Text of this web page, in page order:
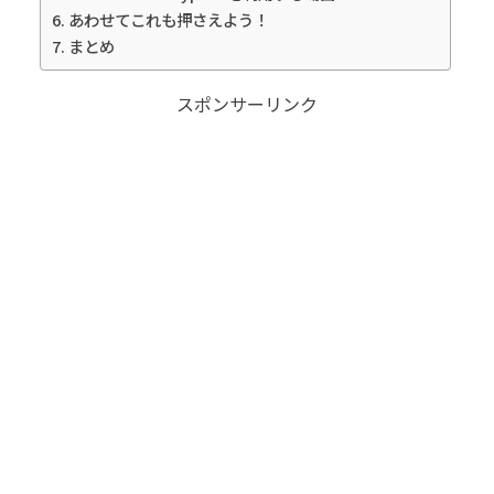
あわせてこれも押さえよう！
まとめ
スポンサーリンク